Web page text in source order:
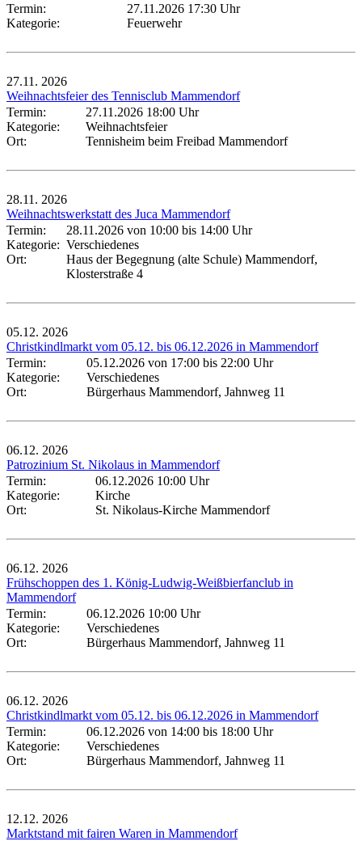
Termin:
27.11.2026 17:30 Uhr
Kategorie:
Feuerwehr
27.11. 2026
Weihnachtsfeier des Tennisclub Mammendorf
Termin:
27.11.2026 18:00 Uhr
Kategorie:
Weihnachtsfeier
Ort:
Tennisheim beim Freibad Mammendorf
28.11. 2026
Weihnachtswerkstatt des Juca Mammendorf
Termin:
28.11.2026 von 10:00 bis 14:00 Uhr
Kategorie: Verschiedenes
Ort:
Haus der Begegnung (alte Schule) Mammendorf,
Klosterstraße 4
05.12. 2026
Christkindlmarkt vom 05.12. bis 06.12.2026 in Mammendorf
Termin:
05.12.2026 von 17:00 bis 22:00 Uhr
Kategorie:
Verschiedenes
Ort:
Bürgerhaus Mammendorf, Jahnweg 11
06.12. 2026
Patrozinium St. Nikolaus in Mammendorf
Termin:
06.12.2026 10:00 Uhr
Kategorie:
Kirche
Ort:
St. Nikolaus-Kirche Mammendorf
06.12. 2026
Frühschoppen des 1. König-Ludwig-Weißbierfanclub in
Mammendorf
Termin:
06.12.2026 10:00 Uhr
Kategorie:
Verschiedenes
Ort:
Bürgerhaus Mammendorf, Jahnweg 11
06.12. 2026
Christkindlmarkt vom 05.12. bis 06.12.2026 in Mammendorf
Termin:
06.12.2026 von 14:00 bis 18:00 Uhr
Kategorie:
Verschiedenes
Ort:
Bürgerhaus Mammendorf, Jahnweg 11
12.12. 2026
Marktstand mit fairen Waren in Mammendorf